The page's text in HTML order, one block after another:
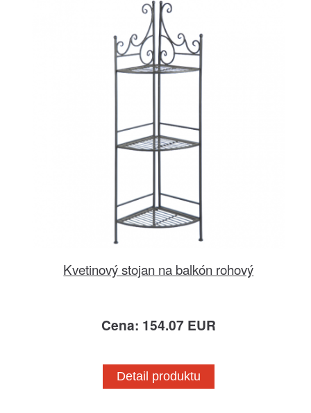
Kvetinový stojan na balkón rohový
Cena: 154.07 EUR
Detail produktu